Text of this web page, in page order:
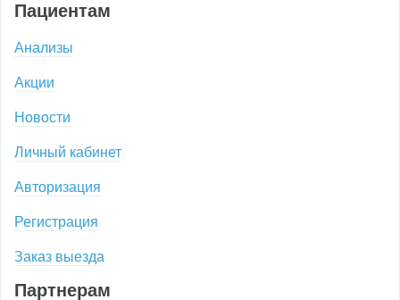
Пациентам
Анализы
Акции
Новости
Личный кабинет
Авторизация
Регистрация
Заказ выезда
Партнерам